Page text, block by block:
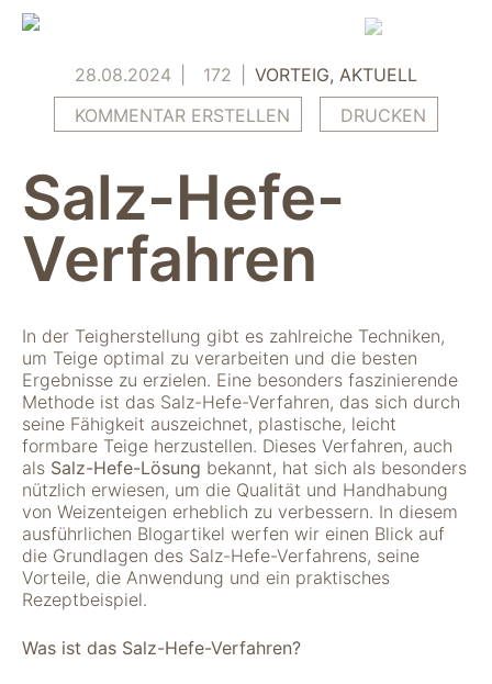
Skip
28.08.2024 172 VORTEIG AKTUELL
KOMMENTAR ERSTELLEN
DRUCKEN
Salz-Hefe-
Verfahren
In der Teigherstellung gibt es zahlreiche Techniken,
um Teige optimal zu verarbeiten und die besten
Ergebnisse zu erzielen. Eine besonders faszinierende
Methode ist das Salz-Hefe-Verfahren, das sich durch
seine Fähigkeit auszeichnet, plastische, leicht
formbare Teige herzustellen. Dieses Verfahren, auch
als Salz-Hefe-Lösung bekannt, hat sich als besonders
nützlich erwiesen, um die Qualität und Handhabung
von Weizenteigen erheblich zu verbessern. In diesem
ausführlichen Blogartikel werfen wir einen Blick auf
die Grundlagen des Salz-Hefe-Verfahrens, seine
Vorteile, die Anwendung und ein praktisches
Rezeptbeispiel.
Was ist das Salz-Hefe-Verfahren?